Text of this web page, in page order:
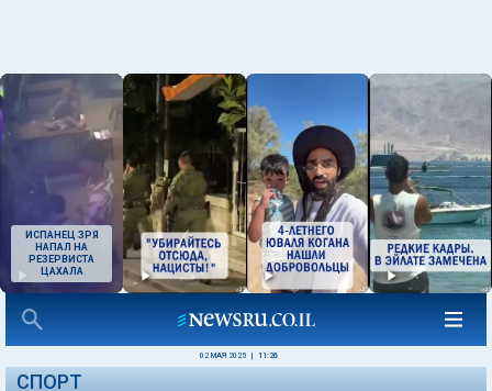
ИСПАНЕЦ ЗРЯ
НАПАЛ НА
РЕЗЕРВИСТА
ЦАХАЛА
02 МАЯ 2025 11:26
СПОРТ